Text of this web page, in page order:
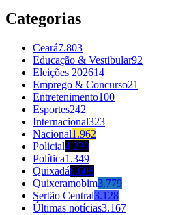
Categorias
Ceará7.803
Educação & Vestibular92
Eleições 202614
Emprego & Concurso21
Entretenimento100
Esportes242
Internacional323
Nacional1.962
Policial4.230
Política1.349
Quixadá8.608
Quixeramobim3.779
Sertão Central3.128
Últimas notícias3.167